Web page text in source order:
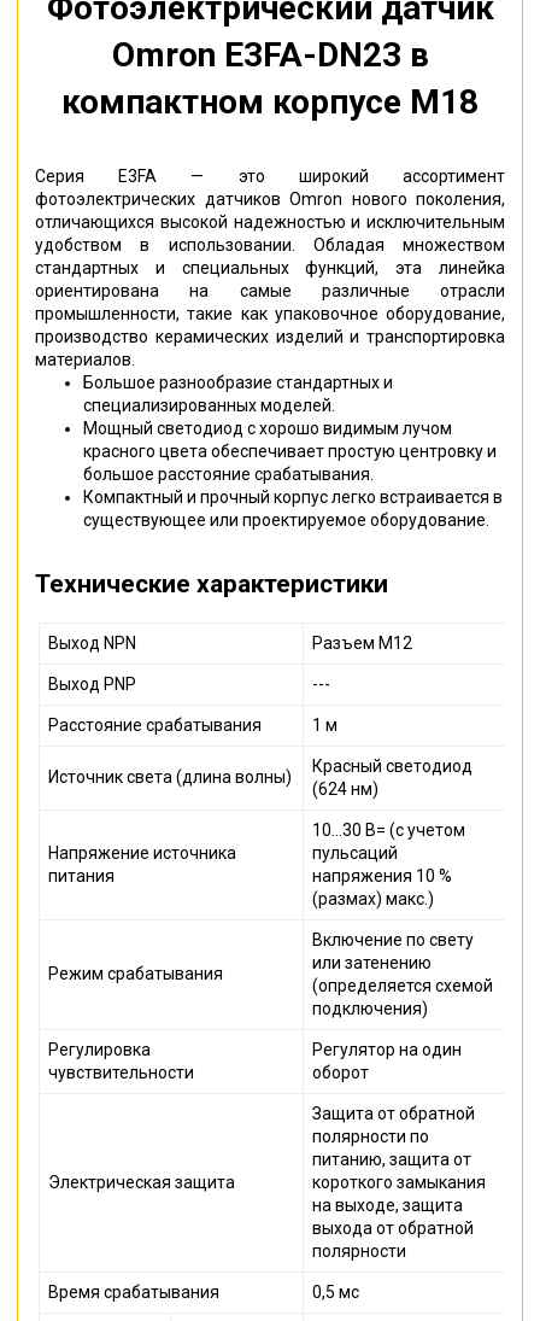
Omron E3FA-DN23 в
компактном корпусе M18
СерияE3FA — это широкий ассортимент
фотоэлектрических датчиков Omron нового поколения,
отличающихся высокой надежностью и исключительным
удобством в использовании
Обладая множеством
стандартных и специальных функций,эта линейка
ориентирована на самые различные отрасли
промышленности,такие как упаковочное оборудование,
производство керамических изделий и транспортировка
материалов
Большое разнообразие стандартных и
специализированных моделей
Мощный светодиод с хорошо видимым лучом
красного цвета обеспечиваетпростую центровку и
большое расстояние срабатывания
Компактный и прочный корпус легко встраивается в
существующее или проектируемое оборудование
Технические характеристики
Выход NPN Разъем М12
Выход PNP ---
Расстояние срабатывания 1 м
Источник света (длина волны)
Красный светодиод
(624 нм)
Напряжение источника
питания
10...30 В= (с учетом
пульсаций
напряжения 10 %
(размах) макс.)
Режим срабатывания
Включение по свету
или затенению
(определяется схемой
подключения)
Регулировка
чувствительности
Регулятор на один
оборот
Электрическая защита
Защита от обратной
полярности по
питанию, защита от
короткого замыкания
на выходе, защита
выхода от обратной
полярности
Время срабатывания 0,5 мс